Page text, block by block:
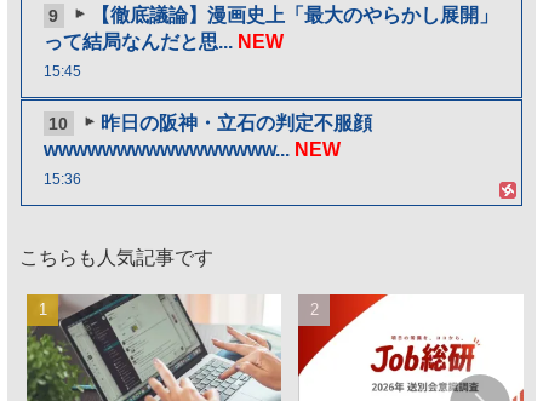
9
【徹底議論】漫画史上「最大のやらかし展開」
って結局なんだと思... NEW
15:45
10
昨日の阪神・立石の判定不服顔
wwwwwwwwwwwwwwww... NEW
15:36
こちらも人気記事です